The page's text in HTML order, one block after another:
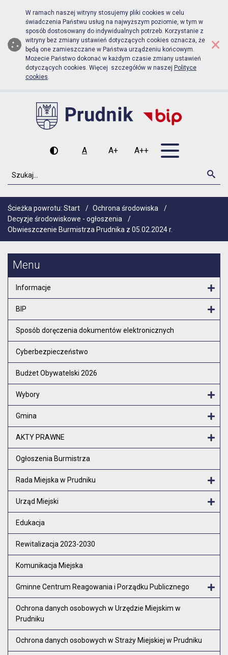
Biuletyn Informacji Publicznej
Przejdź do menu głównego
Przejdź do głównej zawartości
W ramach naszej witryny stosujemy pliki cookies w celu
świadczenia Państwu usług na najwyższym poziomie, w tym w
sposób dostosowany do indywidualnych potrzeb. Korzystanie z
witryny bez zmiany ustawień dotyczących cookies oznacza, że
będą one zamieszczane w Państwa urządzeniu końcowym.
Możecie Państwo dokonać w każdym czasie zmiany ustawień
dotyczących cookies. Więcej szczegółów w naszej Polityce
cookies.
×
Wysoki kontrast
A
Czcionka domyślna
A+
Czcionka średnia
A++
Czcionka duża
Szukaj
Ścieżka powrotu: Start / Ochrona środowiska
/
Decyzje środowiskowe - ogłoszenia
/
Obwieszczenie Burmistrza Prudnika z 05.02.2024 r.
Menu
Informacje
BIP
Sposób doręczenia dokumentów elektronicznych
Cyberbezpieczeństwo
Budżet Obywatelski 2026
Wybory
Gmina
AKTY PRAWNE
Ogłoszenia Burmistrza
Rada Miejska w Prudniku
Urząd Miejski
Edukacja
Rewitalizacja 2023-2030
Komunikacja Miejska
Gminne Centrum Reagowania i Porządku Publicznego
Ochrona danych osobowych w Urzędzie Miejskim w
Prudniku
Ochrona danych osobowych w Straży Miejskiej w Prudniku